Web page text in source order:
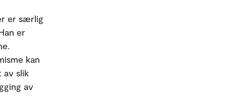
er særlig
er
kan
av slik
av